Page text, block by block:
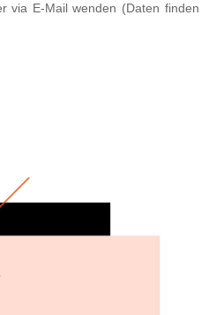
via E-Mail wenden (Daten finden